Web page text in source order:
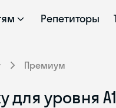
Репетиторы
Премиум
для уровня